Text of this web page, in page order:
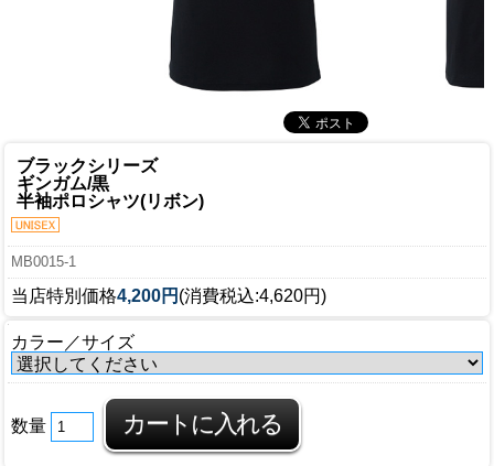
ブラックシリーズ
ギンガム/黒
半袖ポロシャツ(リボン)
MB0015-1
当店特別価格4,200円 (消費税込:4,620円)
カラー／サイズ
数量